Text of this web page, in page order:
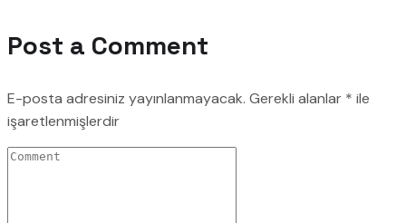
Post a Comment
E-posta adresiniz yayınlanmayacak. Gerekli alanlar * ile
işaretlenmişlerdir